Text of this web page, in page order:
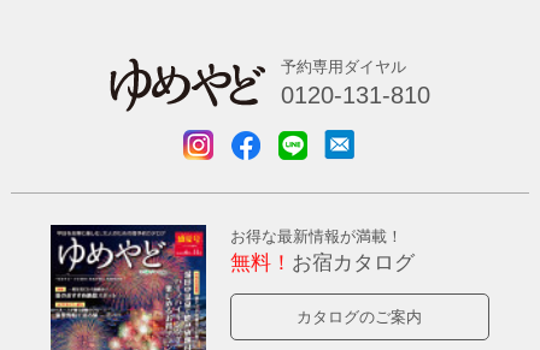
予約専用ダイヤル
0120-131-810
お得な最新情報が満載！
無料！ お宿カタログ
カタログのご案内